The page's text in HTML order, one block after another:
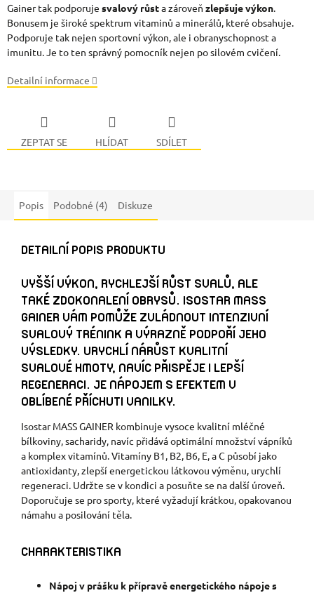
Gainer tak podporuje svalový růsta zároveň zlepšuje výkon.
Bonusem je široké spektrum vitaminů a minerálů, které obsahuje.
Podporuje tak nejen sportovní výkon, ale i obranyschopnost a
imunitu. Je to ten správný pomocník nejen po silovém cvičení.
Detailní informace
ZEPTAT SE HLÍDAT SDÍLET
Popis Podobné (4) Diskuze
DETAILNÍ POPIS PRODUKTU
VYŠŠÍ VÝKON, RYCHLEJŠÍ RŮST SVALŮ, ALE
TAKÉ ZDOKONALENÍ OBRYSŮ. ISOSTAR MASS
GAINER VÁM POMŮŽE ZVLÁDNOUT INTENZIVNÍ
SVALOVÝ TRÉNINK A VÝRAZNĚ PODPOŘÍ JEHO
VÝSLEDKY. URYCHLÍ NÁRŮST KVALITNÍ
SVALOVÉ HMOTY, NAVÍC PŘISPĚJE I LEPŠÍ
REGENERACI. JE NÁPOJEM S EFEKTEM V
OBLÍBENÉ PŘÍCHUTI VANILKY.
Isostar MASS GAINER kombinuje vysoce kvalitní mléčné
bílkoviny, sacharidy, navíc přidává optimální množství vápníků
a komplex vitamínů. Vitamíny B1, B2, B6, E, a C působí jako
antioxidanty, zlepší energetickou látkovou výměnu, urychlí
regeneraci. Udržte se v kondici a posuňte se na další úroveň.
Doporučuje se pro sporty, které vyžadují krátkou, opakovanou
námahu a posilování těla.
CHARAKTERISTIKA
Nápoj v prášku k přípravě energetického nápoje s